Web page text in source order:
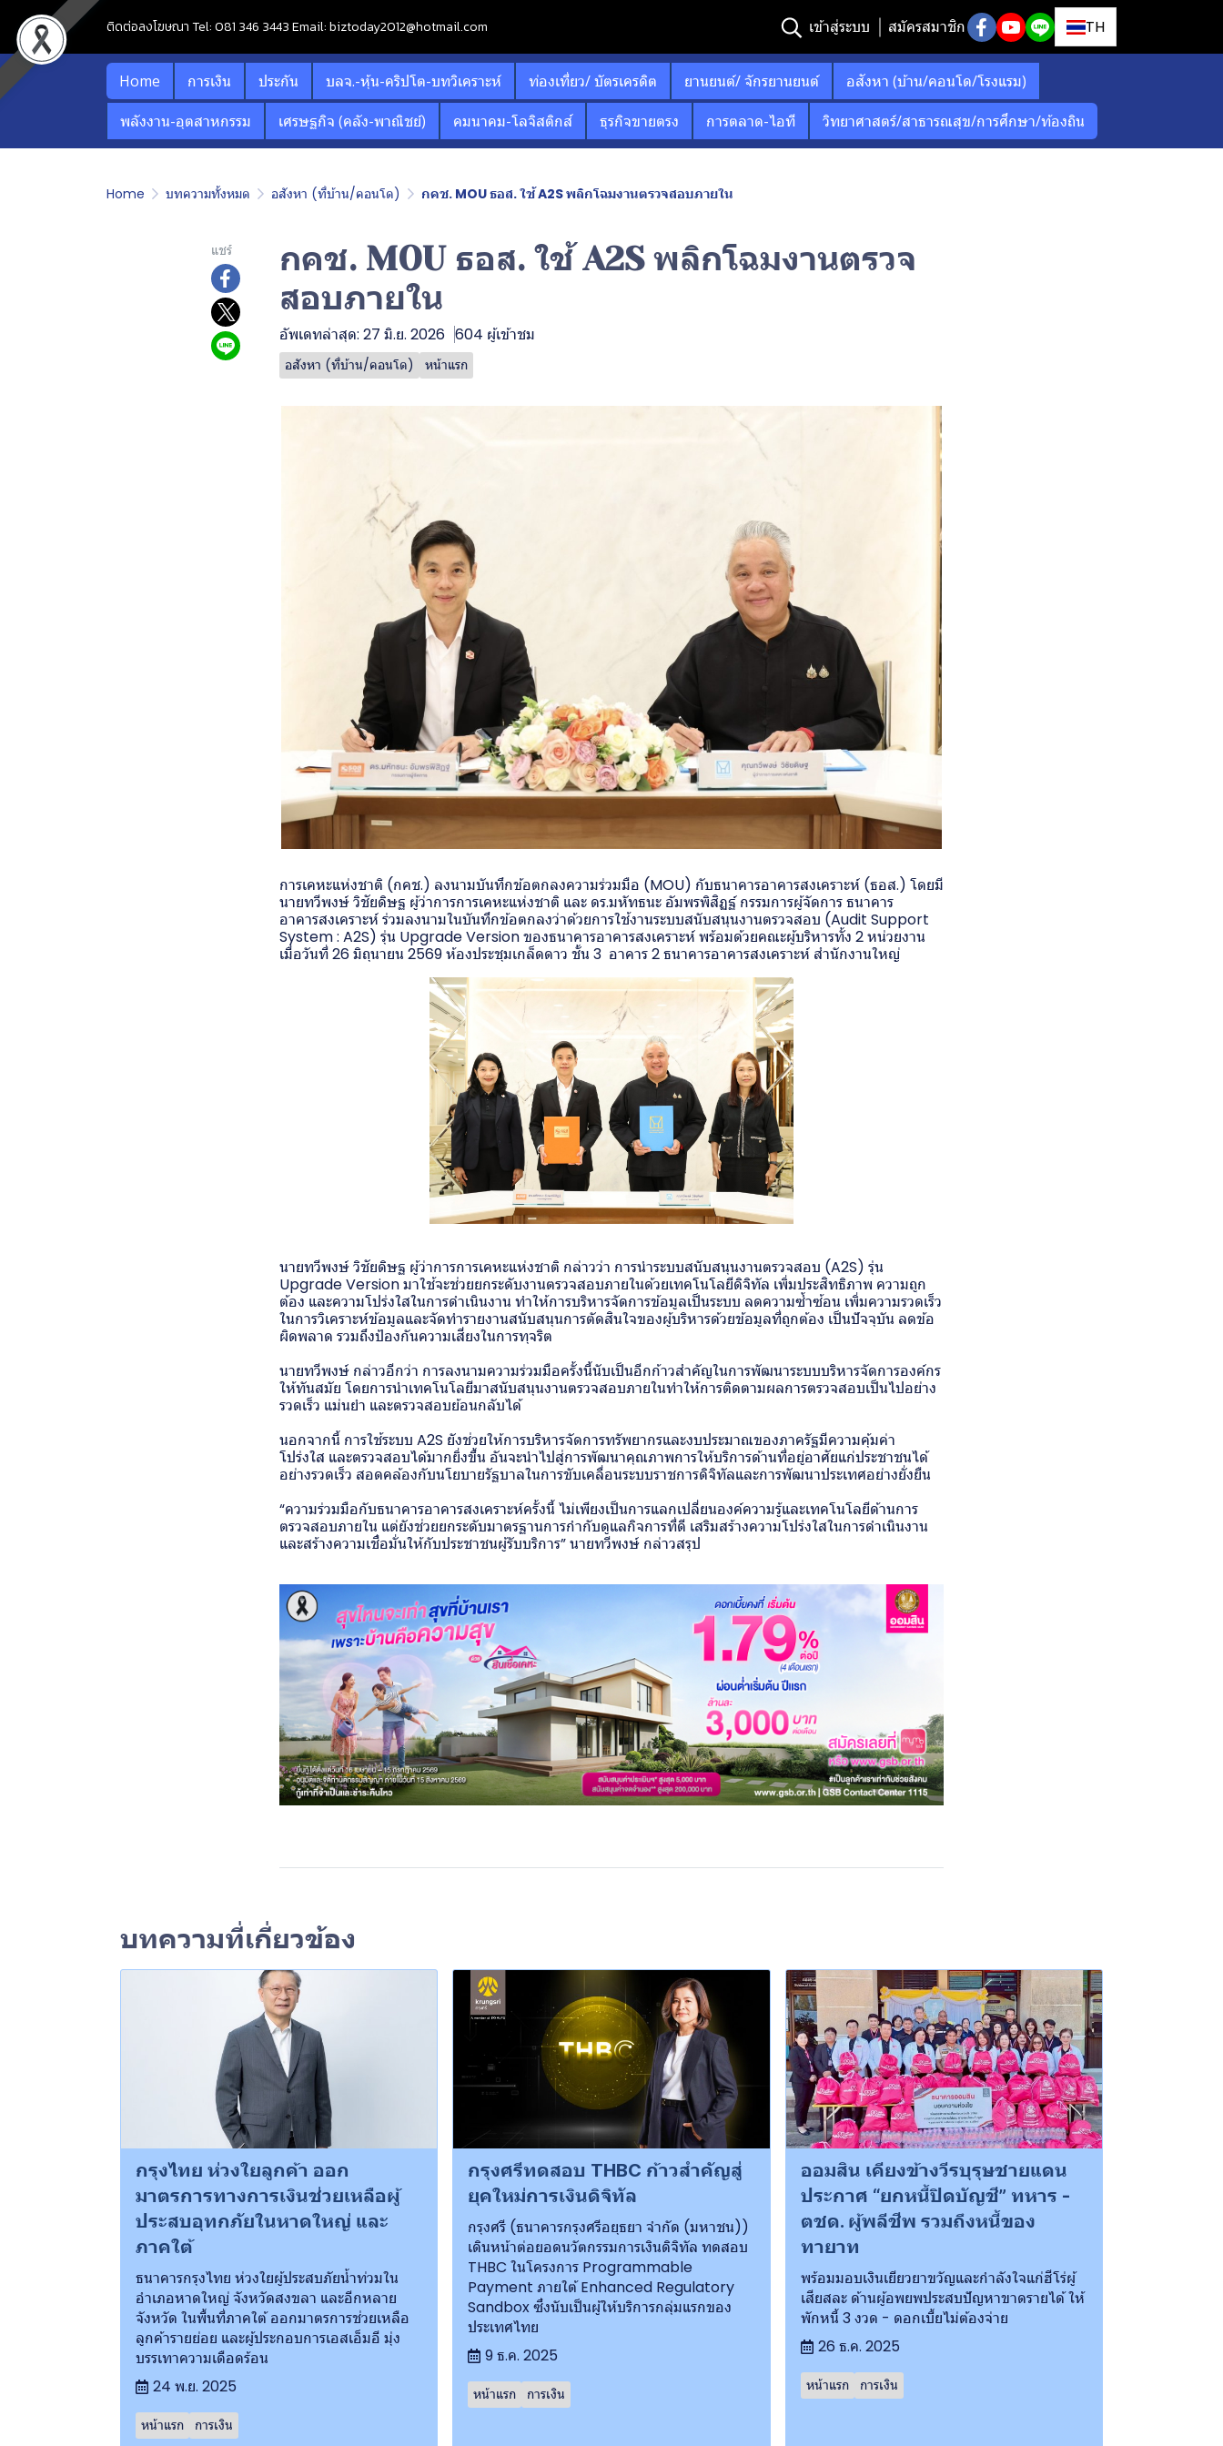
ติดต่อลงโฆษณา Tel: 081 346 3443 Email: biztoday2012@hotmail.com เข้าสู่ระบบ สมัครสมาชิก TH
Home การเงิน ประกัน บลจ.-หุ้น-คริปโต-บทวิเคราะห์ ท่องเที่ยว/ บัตรเครดิต ยานยนต์/ จักรยานยนต์
อสังหา (บ้าน/คอนโด/โรงแรม)
พลังงาน-อุตสาหกรรม
เศรษฐกิจ (คลัง-พาณิชย์) คมนาคม-โลจิสติกส์ ธุรกิจขายตรง การตลาด-ไอที วิทยาศาสตร์/สาธารณสุข/การศึกษา/ท้องถิน
Home บทความทั้งหมด อสังหา (ที่บ้าน/คอนโด) กคช. MOU ธอส. ใช้ A2S พลิกโฉมงานตรวจสอบภายใน
แชร์
กคช. MOU ธอส. ใช้ A2S พลิกโฉมงานตรวจ
สอบภายใน
อัพเดทล่าสุด: 27 มิ.ย. 2026 604 ผู้เข้าชม
อสังหา (ที่บ้าน/คอนโด) หน้าแรก
การเคหะแห่งชาติ (กคช.) ลงนามบันทึกข้อตกลงความร่วมมือ (MOU) กับธนาคารอาคารสงเคราะห์ (ธอส.) โดยมี
นายทวีพงษ์ วิชัยดิษฐ ผู้ว่าการการเคหะแห่งชาติ และ ดร.มหัทธนะ อัมพรพิสิฏฐ์ กรรมการผู้จัดการ ธนาคาร
อาคารสงเคราะห์ ร่วมลงนามในบันทึกข้อตกลงว่าด้วยการใช้งานระบบสนับสนุนงานตรวจสอบ (Audit Support
System : A2S) รุ่น Upgrade Version ของธนาคารอาคารสงเคราะห์ พร้อมด้วยคณะผู้บริหารทั้ง 2 หน่วยงาน
เมื่อวันที่ 26 มิถุนายน 2569 ห้องประชุมเกล็ดดาว ชั้น 3 อาคาร 2 ธนาคารอาคารสงเคราะห์ สำนักงานใหญ่
นายทวีพงษ์ วิชัยดิษฐ ผู้ว่าการการเคหะแห่งชาติ กล่าวว่า การนำระบบสนับสนุนงานตรวจสอบ (A2S) รุ่น
Upgrade Version มาใช้จะช่วยยกระดับงานตรวจสอบภายในด้วยเทคโนโลยีดิจิทัล เพิ่มประสิทธิภาพ ความถูก
ต้อง และความโปร่งใสในการดำเนินงาน ทำให้การบริหารจัดการข้อมูลเป็นระบบ ลดความซ้ำซ้อน เพิ่มความรวดเร็ว
ในการวิเคราะห์ข้อมูลและจัดทำรายงานสนับสนุนการตัดสินใจของผู้บริหารด้วยข้อมูลที่ถูกต้อง เป็นปัจจุบัน ลดข้อ
ผิดพลาด รวมถึงป้องกันความเสี่ยงในการทุจริต
นายทวีพงษ์ กล่าวอีกว่า การลงนามความร่วมมือครั้งนี้นับเป็นอีกก้าวสำคัญในการพัฒนาระบบบริหารจัดการองค์กร
ให้ทันสมัย โดยการนำเทคโนโลยีมาสนับสนุนงานตรวจสอบภายในทำให้การติดตามผลการตรวจสอบเป็นไปอย่าง
รวดเร็ว แม่นยำ และตรวจสอบย้อนกลับได้
นอกจากนี้ การใช้ระบบ A2S ยังช่วยให้การบริหารจัดการทรัพยากรและงบประมาณของภาครัฐมีความคุ้มค่า
โปร่งใส และตรวจสอบได้มากยิ่งขึ้น อันจะนำไปสู่การพัฒนาคุณภาพการให้บริการด้านที่อยู่อาศัยแก่ประชาชนได้
อย่างรวดเร็ว สอดคล้องกับนโยบายรัฐบาลในการขับเคลื่อนระบบราชการดิจิทัลและการพัฒนาประเทศอย่างยั่งยืน
“ความร่วมมือกับธนาคารอาคารสงเคราะห์ครั้งนี้ ไม่เพียงเป็นการแลกเปลี่ยนองค์ความรู้และเทคโนโลยีด้านการ
ตรวจสอบภายใน แต่ยังช่วยยกระดับมาตรฐานการกำกับดูแลกิจการที่ดี เสริมสร้างความโปร่งใสในการดำเนินงาน
และสร้างความเชื่อมั่นให้กับประชาชนผู้รับบริการ” นายทวีพงษ์ กล่าวสรุป
บทความที่เกี่ยวข้อง
กรุงไทย ห่วงใยลูกค้า ออก
มาตรการทางการเงินช่วยเหลือผู้
ประสบอุทกภัยในหาดใหญ่ และ
ภาคใต้
ธนาคารกรุงไทย ห่วงใยผู้ประสบภัยน้ำท่วมใน
อำเภอหาดใหญ่ จังหวัดสงขลา และอีกหลาย
จังหวัด ในพื้นที่ภาคใต้ ออกมาตรการช่วยเหลือ
ลูกค้ารายย่อย และผู้ประกอบการเอสเอ็มอี มุ่ง
บรรเทาความเดือดร้อน
24 พ.ย. 2025
หน้าแรก การเงิน
กรุงศรีทดสอบ THBC ก้าวสำคัญสู่
ยุคใหม่การเงินดิจิทัล
กรุงศรี (ธนาคารกรุงศรีอยุธยา จำกัด (มหาชน))
เดินหน้าต่อยอดนวัตกรรมการเงินดิจิทัล ทดสอบ
THBC ในโครงการ Programmable
Payment ภายใต้ Enhanced Regulatory
Sandbox ซึ่งนับเป็นผู้ให้บริการกลุ่มแรกของ
ประเทศไทย
9 ธ.ค. 2025
หน้าแรก การเงิน
ออมสิน เคียงข้างวีรบุรุษชายแดน
ประกาศ “ยกหนี้ปิดบัญชี” ทหาร -
ตชด. ผู้พลีชีพ รวมถึงหนี้ของ
ทายาท
พร้อมมอบเงินเยียวยาขวัญและกำลังใจแก่ฮีโร่ผู้
เสียสละ ด้านผู้อพยพประสบปัญหาขาดรายได้ ให้
พักหนี้ 3 งวด - ดอกเบี้ยไม่ต้องจ่าย
26 ธ.ค. 2025
หน้าแรก การเงิน